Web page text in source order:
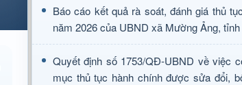
Báo cáo kết quả rà soát, đánh giá thủ
năm 2026 của UBND xã Mường Ảng,
Quyết định số 1753/QĐ-UBND về việc
mục thủ tục hành chính được sửa đổi,